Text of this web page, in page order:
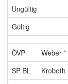
Ungültig
Gültig
ÖVP Weber *
SP BL
Kroboth